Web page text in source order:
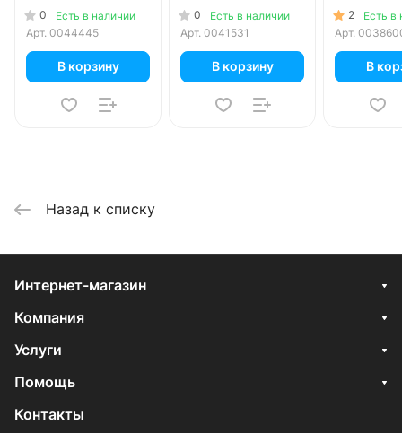
малина и молоко
130 гр
0
Есть в наличии
Арт. 0044445
В корзину
0
Есть в наличии
Арт. 0041531
В корзину
2
Есть в
Арт.
В
Назад к списку
Интернет-магазин
Компания
Услуги
Помощь
Контакты